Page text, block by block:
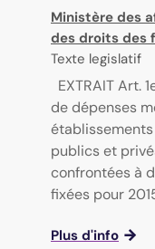
Ministère des
des droits des
Texte legislatif
EXTRAIT Art.
de dépenses
publics et
confrontées à
fixées pour
Plus d'info